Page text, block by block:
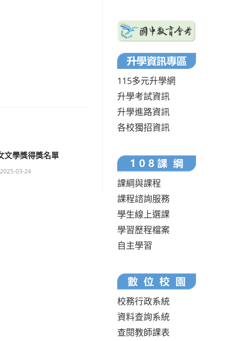
文學獎得獎名單
2025-03-24
115多元升學網
升學考試資訊
升學進路資訊
各校獨招資訊
課綱與課程
課程諮詢服務
學生線上選課
學習歷程檔案
自主學習
校務行政系統
資料查詢系統
查閱教師課表